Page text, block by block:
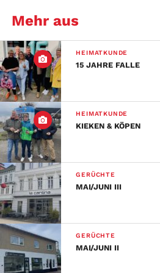
Mehr aus
HEIMATKUNDE
15 JAHRE FALLE
HEIMATKUNDE
KIEKEN & KÖPEN
GERÜCHTE
MAI/JUNI III
GERÜCHTE
MAI/JUNI II